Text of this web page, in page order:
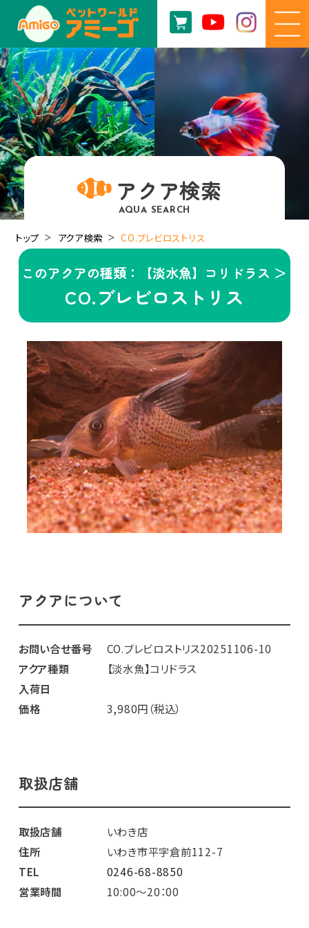
アクア検索
AQUA SEARCH
トップ アクア検索 CO.ブレビロストリス
このアクアの種類：【淡水魚】コリドラス ＞
CO.ブレビロストリス
アクアについて
お問い合せ番号
CO.ブレビロストリス20251106-10
アクア種類
【淡水魚】コリドラス
入荷日
価格
3,980円（税込）
取扱店舗
取扱店舗
いわき店
住所
いわき市平字倉前112-7
TEL
0246-68-8850
営業時間
10:00～20：00